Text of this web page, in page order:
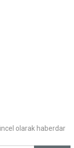
olarak haberdar